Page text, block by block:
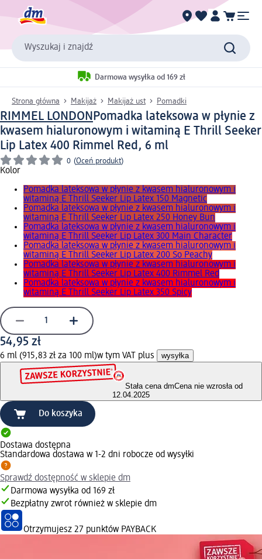
Wyszukaj i znajdź
Darmowa wysyłka od 169 zł
Strona główna Makijaż Makijaż ust Pomadki
RIMMEL LONDONPomadka lateksowa w płynie z
kwasem hialuronowym i witaminą E Thrill Seeker
Lip Latex 400 Rimmel Red, 6 ml
0 (Oceń produkt)
Kolor
Pomadka lateksowa w płynie z kwasem hialuronowym i
witaminą E Thrill Seeker Lip Latex 150 Magnetic
Pomadka lateksowa w płynie z kwasem hialuronowym i
witaminą E Thrill Seeker Lip Latex 250 Honey Bun
Pomadka lateksowa w płynie z kwasem hialuronowym i
witaminą E Thrill Seeker Lip Latex 300 Main Character
Pomadka lateksowa w płynie z kwasem hialuronowym i
witaminą E Thrill Seeker Lip Latex 200 So Peachy
Pomadka lateksowa w płynie z kwasem hialuronowym i
witaminą E Thrill Seeker Lip Latex 400 Rimmel Red
Pomadka lateksowa w płynie z kwasem hialuronowym i
witaminą E Thrill Seeker Lip Latex 350 Spicy
54,95 zł
6 ml (915,83 zł za 100 ml)w tym VAT plus wysyłka
Stała cena dmCena nie wzrosła od
12.04.2025
Do koszyka
Dostawa dostępna
Standardowa dostawa w 1-2 dni robocze od wysyłki
Sprawdź dostępność w sklepie dm
Darmowa wysyłka od 169 zł
Bezpłatny zwrot również w sklepie dm
Otrzymujesz 27 punktów PAYBACK